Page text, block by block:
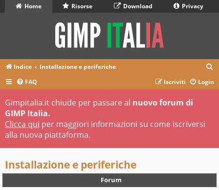
Home Risorse Download Privacy
Indice Installazione e periferiche
r
FAQ Login
Iscriviti
Gimpitalia.it chiude per passare al nuovo forum di
GIMP Italia.
Clicca qui per maggiori informazioni su come iscriversi
alla nuova piattaforma.
Installazione e periferiche
Forum